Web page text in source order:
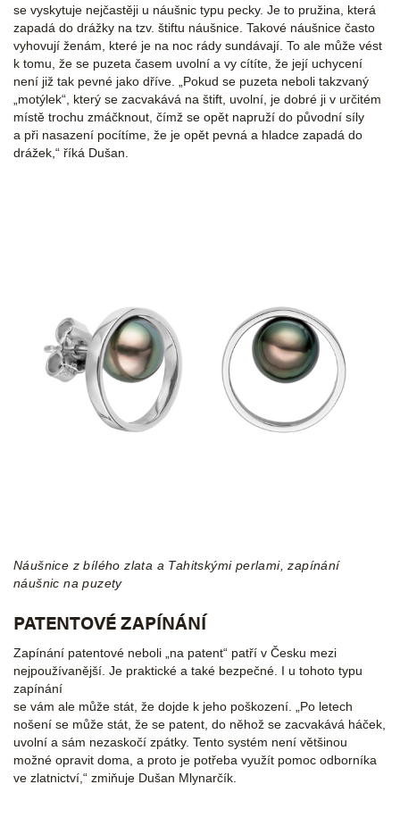
se vyskytuje nejčastěji u náušnic typu pecky. Je to pružina, která
zapadá do drážky na tzv. štiftu náušnice. Takové náušnice často
vyhovují ženám, které je na noc rády sundávají. To ale může vést
k tomu, že se puzeta časem uvolní a vy cítíte, že její uchycení
není již tak pevné jako dříve. „Pokud se puzeta neboli takzvaný
„motýlek“, který se zacvakává na štift, uvolní, je dobré ji v určitém
místě trochu zmáčknout, čímž se opět napruží do původní síly
a při nasazení pocítíme, že je opět pevná a hladce zapadá do
drážek,“ říká Dušan.
Náušnice z bílého zlata a Tahitskými perlami, zapínání
náušnic na puzety
PATENTOVÉ ZAPÍNÁNÍ
Zapínání patentové neboli „na patent“ patří v Česku mezi
nejpoužívanější. Je praktické a také bezpečné. I u tohoto typu
zapínání
se vám ale může stát, že dojde k jeho poškození. „Po letech
nošení se může stát, že se patent, do něhož se zacvakává háček,
uvolní a sám nezaskočí zpátky. Tento systém není většinou
možné opravit doma, a proto je potřeba využít pomoc odborníka
ve zlatnictví,“ zmiňuje Dušan Mlynarčík.